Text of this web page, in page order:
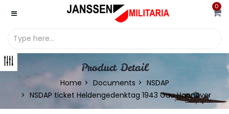
0
Product Detail
Home Documents
NSDAP
NSDAP ticket Heldengedenktag 1943 Gau Hannover